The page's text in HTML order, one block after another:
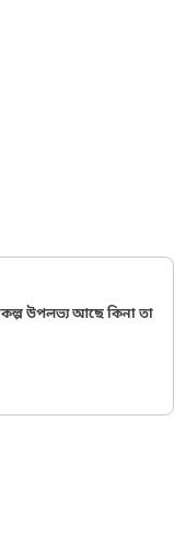
উপলভ্য আছে কিনা তা